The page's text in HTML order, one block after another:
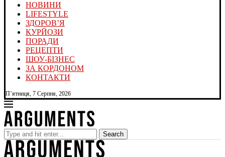
НОВИНИ
LIFESTYLE
ЗДОРОВ’Я
КУРЙОЗИ
ПОРАДИ
РЕЦЕПТИ
ШОУ-БІЗНЕС
ЗА КОРДОНОМ
КОНТАКТИ
П’ятниця, 7 Серпня, 2026
Search